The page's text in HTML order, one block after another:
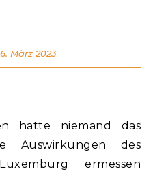
hatte niemand das
Auswirkungen des
ermessen
März 2023